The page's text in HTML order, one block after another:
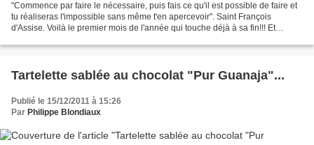
"Commence par faire le nécessaire, puis fais ce qu'il est possible de faire et
tu réaliseras l'impossible sans même t'en apercevoir". Saint François
d'Assise. Voilà le premier mois de l'année qui touche déjà à sa fin!!! Et
Tartelette sablée au chocolat "Pur Guanaja"...
Publié le 15/12/2011 à 15:26
Par Philippe Blondiaux